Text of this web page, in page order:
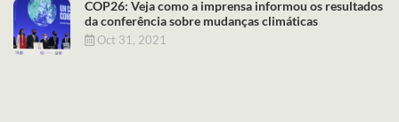
COP26: Veja como a imprensa informou os resultados
da conferência sobre mudanças climáticas
Oct 31, 2021